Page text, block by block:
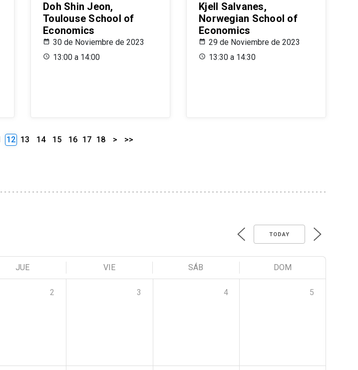
Doh Shin Jeon,
Toulouse School of
Economics
30 de Noviembre de 2023
13:00 a 14:00
Kjell Salvanes,
Norwegian School of
Economics
29 de Noviembre de 2023
13:30 a 14:30
12 13 14 15 16 17 18 > >>
TODAY
JUE VIE SÁB DOM
2 3 4 5